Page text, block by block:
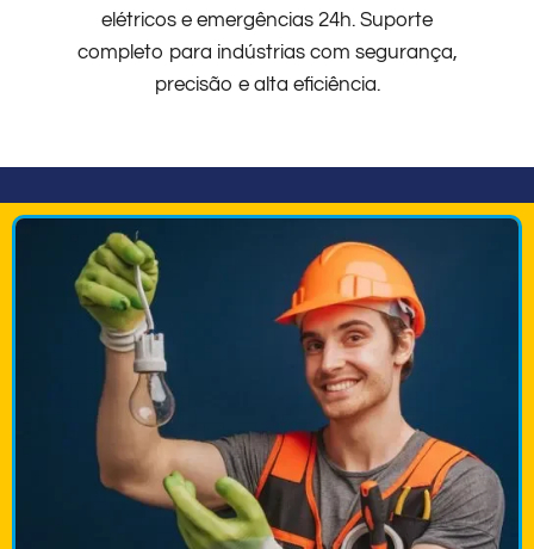
elétricos e emergências 24h. Suporte
completo para indústrias com segurança,
precisão e alta eficiência.